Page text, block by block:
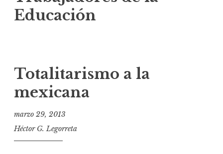
e
n
Educación
Totalitarismo a la
mexicana
marzo 29, 2013
Héctor G. Legorreta